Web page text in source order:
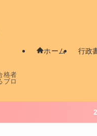
格者
ブロ
ホーム 行政